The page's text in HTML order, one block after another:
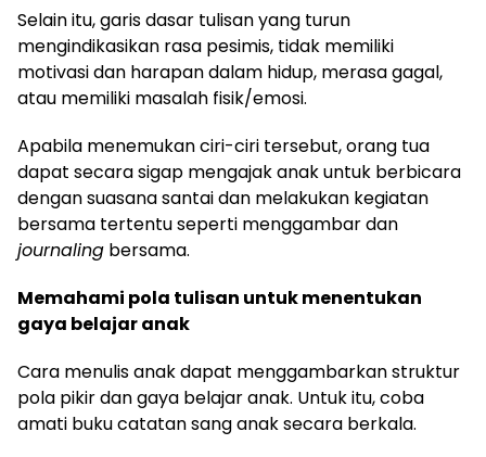
Selain itu, garis dasar tulisan yang turun
mengindikasikan rasa pesimis, tidak memiliki
motivasi dan harapan dalam hidup, merasa gagal,
atau memiliki masalah fisik/emosi.
Apabila menemukan ciri-ciri tersebut, orang tua
dapat secara sigap mengajak anak untuk berbicara
dengan suasana santai dan melakukan kegiatan
bersama tertentu seperti menggambar dan
journaling bersama.
Memahami pola tulisan untuk menentukan
gaya belajar anak
Cara menulis anak dapat menggambarkan struktur
pola pikir dan gaya belajar anak. Untuk itu, coba
amati buku catatan sang anak secara berkala.